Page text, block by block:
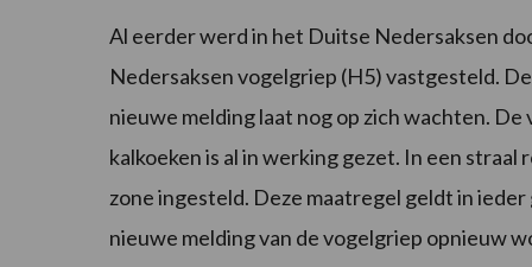
Al eerder werd in het Duitse Nedersaksen
Nedersaksen vogelgriep (H5) vastgesteld.
nieuwe melding laat nog op zich wachten.
kalkoeken is al in werking gezet. In een
zone ingesteld. Deze maatregel geldt in
nieuwe melding van de vogelgriep opnieuw